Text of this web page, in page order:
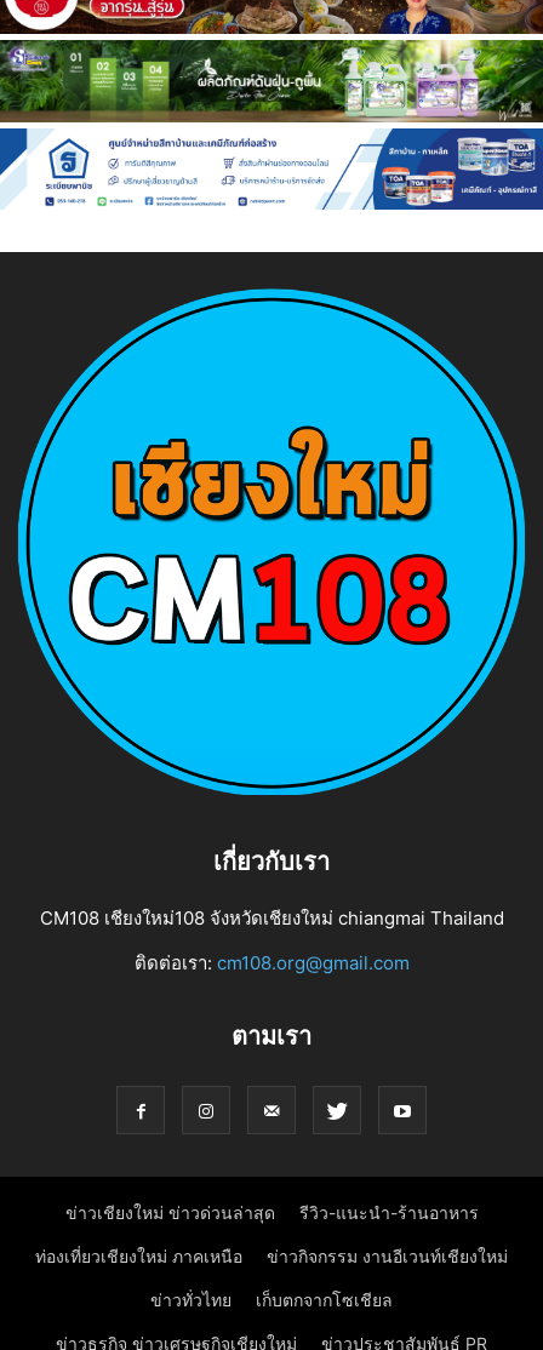
เกี่ยวกับเรา
CM108 เชียงใหม่108 จังหวัดเชียงใหม่ chiangmai Thailand
ติดต่อเรา: cm108.org@gmail.com
ตามเรา
ข่าวเชียงใหม่ ข่าวด่วนล่าสุด รีวิว-แนะนำ-ร้านอาหาร
ท่องเที่ยวเชียงใหม่ ภาคเหนือ ข่าวกิจกรรม งานอีเวนท์เชียงใหม่
ข่าวทั่วไทย เก็บตกจากโซเชียล
ข่าวธุรกิจ ข่าวเศรษฐกิจเชียงใหม่ ข่าวประชาสัมพันธ์ PR